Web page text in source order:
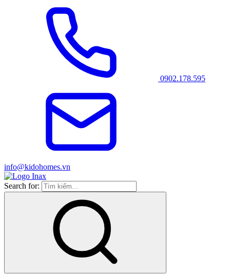
0902.178.595
info@kidohomes.vn
Search for: